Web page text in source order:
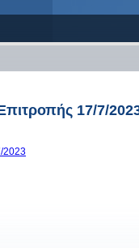
17/7/
2023